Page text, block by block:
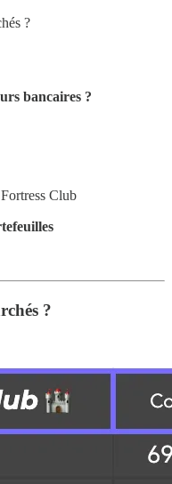
?
bancaires ?
Club
?